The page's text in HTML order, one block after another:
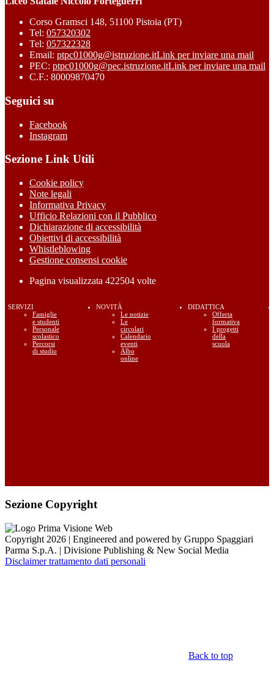
Corso Gramsci 148, 51100 Pistoia (PT)
Tel: 057320302
Tel: 057322328
Email: ptpc01000g@istruzione.itLink per inviare una mail
PEC: ptpc01000g@pec.istruzione.itLink per inviare una mail
C.F.: 80009870470
Seguici su
Facebook
Instagram
Sezione Link Utili
Cookie policy
Note legali
Informativa Privacy
Ufficio Relazioni con il Pubblico
Dichiarazione di accessibilità
Obiettivi di accessibilità
Whistleblowing
Gestione consensi cookie
Pagina visualizzata 422504 volte
SERVIZI
Famiglie
e studenti
Personale
scolastico
Percorsi
di studio
NOVITÀ
Le notizie
Le
circolari
Calendario
eventi
Albo
online
DIDATTICA
Offerta
formativa
I progetti
della
scuola
Sezione Copyright
Copyright 2026 | Engineered and powered by Gruppo Spaggiari
Parma S.p.A. | Divisione Publishing & New Social Media
Disclaimer trattamento dati personali
Back to top